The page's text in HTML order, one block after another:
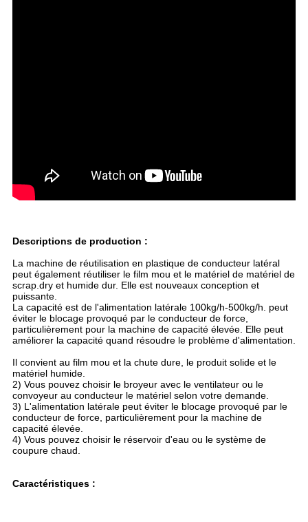
Descriptions de production :
La machine de réutilisation en plastique de conducteur latéral
peut également réutiliser le film mou et le matériel de matériel de
scrap.dry et humide dur. Elle est nouveaux conception et
puissante.
La capacité est de l'alimentation latérale 100kg/h-500kg/h. peut
éviter le blocage provoqué par le conducteur de force,
particulièrement pour la machine de capacité élevée. Elle peut
améliorer la capacité quand résoudre le problème d'alimentation.
Il convient au film mou et la chute dure, le produit solide et le
matériel humide.
2) Vous pouvez choisir le broyeur avec le ventilateur ou le
convoyeur au conducteur le matériel selon votre demande.
3) L'alimentation latérale peut éviter le blocage provoqué par le
conducteur de force, particulièrement pour la machine de
capacité élevée.
4) Vous pouvez choisir le réservoir d'eau ou le système de
coupure chaud.
Caractéristiques :